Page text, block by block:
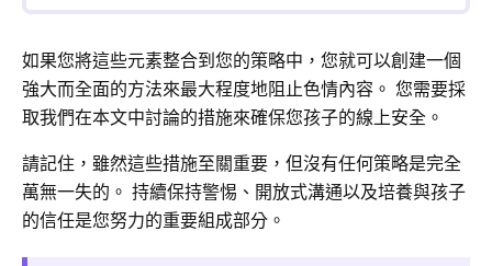
如果您將這些元素整合到您的策略中，您就可以創建一個
強大而全面的方法來最大程度地阻止色情內容。 您需要採
取我們在本文中討論的措施來確保您孩子的線上安全。
請記住，雖然這些措施至關重要，但沒有任何策略是完全
萬無一失的。 持續保持警惕、開放式溝通以及培養與孩子
的信任是您努力的重要組成部分。